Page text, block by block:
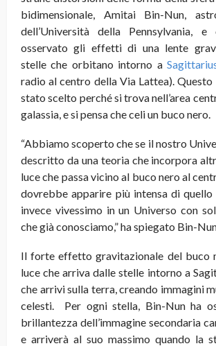
bidimensionale, Amitai Bin-Nun,
dell’Università della Pennsylvania, e
osservato gli effetti di una lente
stelle che orbitano intorno a
radio al centro della Via Lattea).
stato scelto perché si trova nell’area
galassia, e si pensa che celi un buco nero.
“Abbiamo scoperto che se il nostro
descritto da una teoria che incorpora
luce che passa vicino al buco nero al
dovrebbe apparire più intensa di
invece vivessimo in un Universo con
che già conosciamo,” ha spiegato Bin-
Il forte effetto gravitazionale del buco
luce che arriva dalle stelle intorno a
che arrivi sulla terra, creando immagini
celesti. Per ogni stella, Bin-Nun ha
brillantezza dell’immagine secondaria
e arriverà al suo massimo quando la